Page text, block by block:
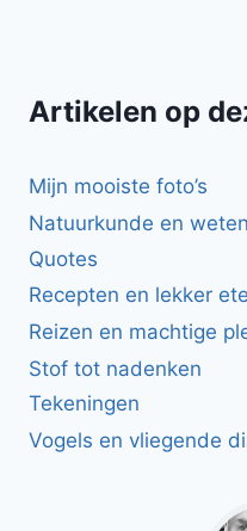
Artikelen op
Mijn mooiste foto’s
Natuurkunde en
Quotes
Recepten en lekker
Reizen en machtige
Stof tot nadenken
Tekeningen
Vogels en vliegende